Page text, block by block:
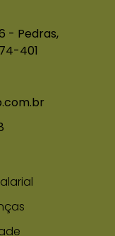
- Pedras,
401